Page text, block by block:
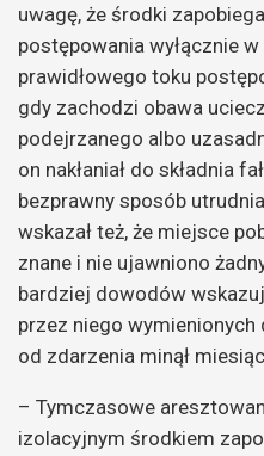
uwagę, że środki
postępowania wyłącznie
prawidłowego toku
gdy zachodzi obawa
podejrzanego albo
on nakłaniał do składnia
bezprawny sposób
wskazał też, że miejsce
znane i nie ujawniono
bardziej dowodów
przez niego wymienionych
od zdarzenia minął
– Tymczasowe
izolacyjnym środkiem